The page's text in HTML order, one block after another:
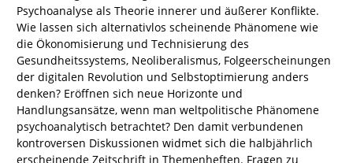
Psychoanalyse als Theorie innerer und äußerer Konflikte.
Wie lassen sich alternativlos scheinende Phänomene wie
die Ökonomisierung und Technisierung des
Gesundheitssystems, Neoliberalismus, Folgeerscheinungen
der digitalen Revolution und Selbstoptimierung anders
denken? Eröffnen sich neue Horizonte und
Handlungsansätze, wenn man weltpolitische Phänomene
psychoanalytisch betrachtet? Den damit verbundenen
kontroversen Diskussionen widmet sich die halbjährlich
erscheinende Zeitschrift in Themenheften. Fragen zu